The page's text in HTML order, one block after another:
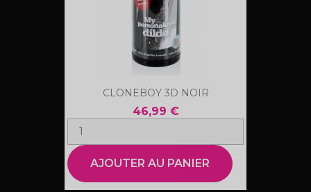
CLONEBOY 3D NOIR
46,99 €
AJOUTER AU PANIER